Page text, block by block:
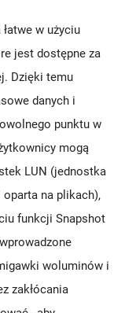
w użyciu
jest dostępne za
Dzięki temu
danych i
punktu w
mogą
LUN (jednostka
na plikach),
funkcji Snapshot
woluminów i
zakłócania